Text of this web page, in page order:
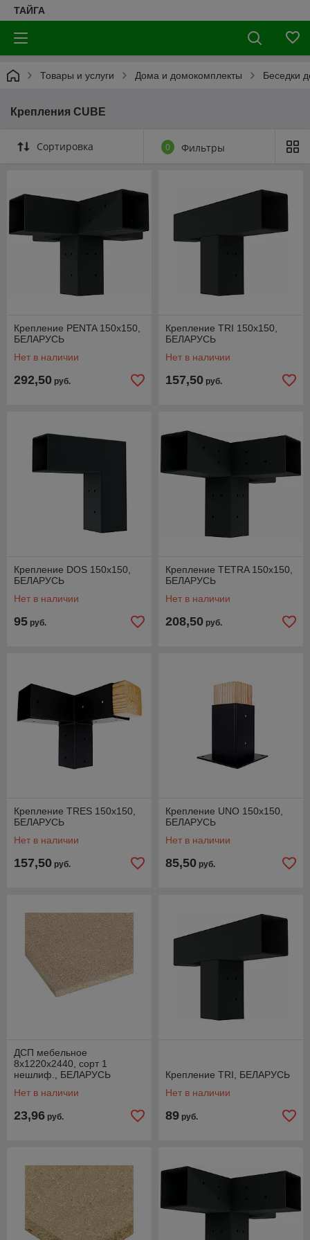
ТАЙГА
Товары и услуги Дома и домокомплекты Беседки
Крепления CUBE
Сортировка 0 Фильтры
Крепление PENTA 150х150,
БЕЛАРУСЬ
Нет в наличии
292,50 руб.
Крепление TRI 150х150,
БЕЛАРУСЬ
Нет в наличии
157,50 руб.
Крепление DOS 150х150,
БЕЛАРУСЬ
Нет в наличии
95 руб.
Крепление TETRA 150х150,
БЕЛАРУСЬ
Нет в наличии
208,50 руб.
Крепление TRES 150х150,
БЕЛАРУСЬ
Нет в наличии
157,50 руб.
Крепление UNO 150х150,
БЕЛАРУСЬ
Нет в наличии
85,50 руб.
ДСП мебельное
8х1220х2440, сорт 1
нешлиф., БЕЛАРУСЬ
Нет в наличии
23,96 руб.
Крепление TRI, БЕЛАРУСЬ
Нет в наличии
89 руб.